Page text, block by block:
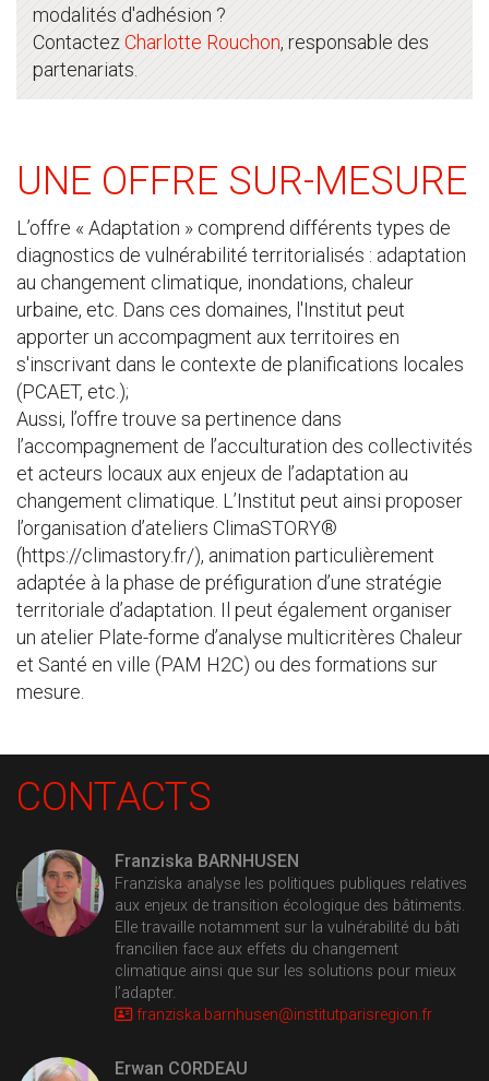
modalités d'adhésion ?
Contactez Charlotte Rouchon, responsable des
partenariats.
UNE OFFRE SUR-MESURE
L’offre « Adaptation » comprend différents types de
diagnostics de vulnérabilité territorialisés : adaptation
au changement climatique, inondations, chaleur
urbaine, etc. Dans ces domaines, l'Institut peut
apporter un accompagment aux territoires en
s'inscrivant dans le contexte de planifications locales
(PCAET, etc.);
Aussi, l’offre trouve sa pertinence dans
l’accompagnement de l’acculturation des collectivités
et acteurs locaux aux enjeux de l’adaptation au
changement climatique. L’Institut peut ainsi proposer
l’organisation d’ateliers ClimaSTORY®
(https://climastory.fr/), animation particulièrement
adaptée à la phase de préfiguration d’une stratégie
territoriale d’adaptation. Il peut également organiser
un atelier Plate-forme d’analyse multicritères Chaleur
et Santé en ville (PAM H2C) ou des formations sur
mesure.
CONTACTS
Franziska BARNHUSEN
Franziska analyse les politiques publiques relatives
aux enjeux de transition écologique des bâtiments.
Elle travaille notamment sur la vulnérabilité du bâti
francilien face aux effets du changement
climatique ainsi que sur les solutions pour mieux
l’adapter.
franziska.barnhusen@institutparisregion.fr
Erwan CORDEAU